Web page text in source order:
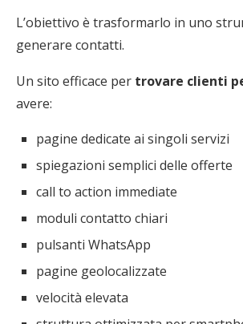
L’obiettivo è trasformarlo in uno
generare contatti.
Un sito efficace per trovare clienti
avere:
pagine dedicate ai singoli servizi
spiegazioni semplici delle offerte
call to action immediate
moduli contatto chiari
pulsanti WhatsApp
pagine geolocalizzate
velocità elevata